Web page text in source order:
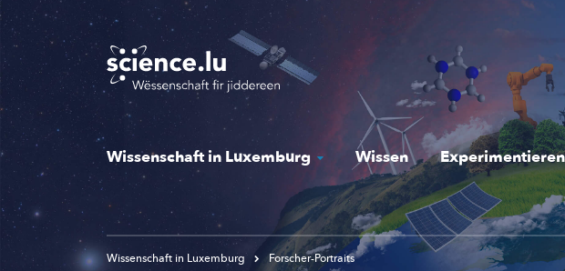
Skip
to
main
content
Wissenschaft in Luxemburg Wissen Experimentieren
Wissenschaft in Luxemburg Forscher-Portraits